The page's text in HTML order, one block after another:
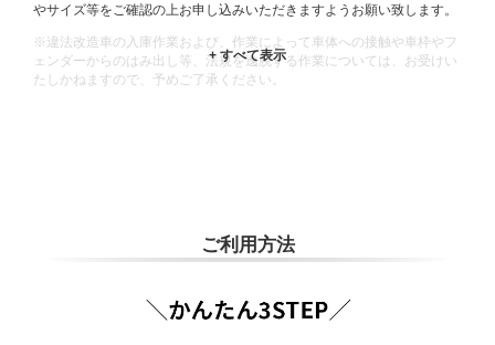
やサイズ等をご確認の上お申し込みいただきますようお願い致します。
※違法改造車の入庫作業および、作業によって車体への接触や車枠やフ
ェンダーからのはみ出し等、法規を逸脱する作業については、お受けい
たしかねますので、予めご了承ください。
ご利用方法